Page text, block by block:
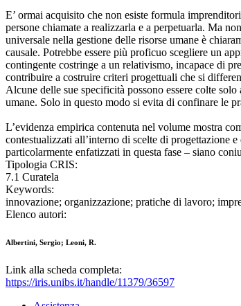
E’ ormai acquisito che non esiste formula
persone chiamate a realizzarla e a perpetuarla. Ma
universale nella gestione delle risorse umane è
causale. Potrebbe essere più proficuo scegliere un
contingente costringe a un relativismo, incapace di
contribuire a costruire criteri progettuali che si
Alcune delle sue specificità possono essere colte
umane. Solo in questo modo si evita di confinare le
L’evidenza empirica contenuta nel volume mostra
contestualizzati all’interno di scelte di progettazione
particolarmente enfatizzati in questa fase – siano
Tipologia CRIS:
7.1 Curatela
Keywords:
innovazione; organizzazione; pratiche di lavoro;
Elenco autori:
Albertini, Sergio; Leoni, R.
Link alla scheda completa:
https://iris.unibs.it/handle/11379/36597